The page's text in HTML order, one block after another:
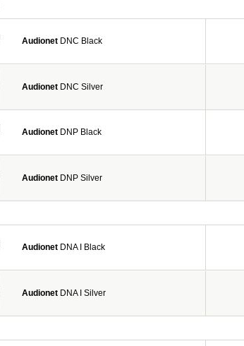
Audionet DNC Black
Audionet DNC Silver
Audionet DNP Black
Audionet DNP Silver
Audionet DNA I Black
Audionet DNA I Silver